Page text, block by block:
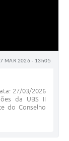
MAR 2026 - 13h05
27/03/2026
da UBS II
do Conselho